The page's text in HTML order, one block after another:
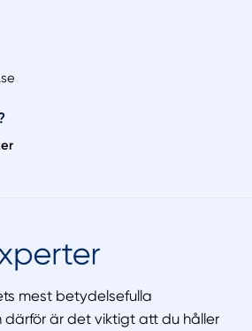
mest betydelsefulla
därför är det viktigt att du håller